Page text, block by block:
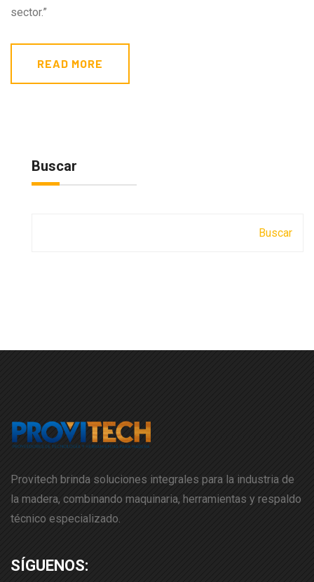
sector.”
READ MORE
Buscar
Buscar
Provitech brinda soluciones integrales para la industria de
la madera, combinando maquinaria, herramientas y respaldo
técnico especializado.